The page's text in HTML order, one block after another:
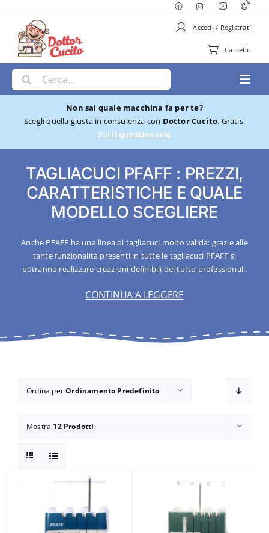
contenuto
Accedi / Registrati
Carrello
Cerca
per:
Macchine per Cucire
Ricamatrici
Cucito e Ricamo
Accessori
Blog
Chi sono
Non sai quale macchina fa per te?
Scegli quella giusta in consulenza con Dottor Cucito. Gratis.
Fai il questionario
TAGLIACUCI PFAFF : PREZZI,
CARATTERISTICHE E QUALE
MODELLO SCEGLIERE
Anche PFAFF ha una linea di tagliacuci molto valida: grazie alle
tante funzionalità presenti in tutte le tagliacuci PFAFF si
potranno realizzare creazioni definibili del tutto professionali.
CONTINUA A LEGGERE
Ordina perOrdinamento Predefinito
Mostra 12 Prodotti